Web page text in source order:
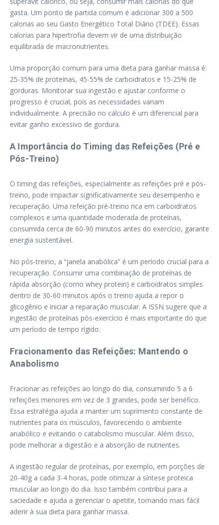
gasta. Um ponto de partida comum é adicionar 300 a 500
calorias ao seu Gasto Energético Total Diário (TDEE). Essas
calorias para hipertrofia devem vir de uma distribuição
equilibrada de macronutrientes.
Uma proporção comum para uma dieta para ganhar massa é:
25-35% de proteínas, 45-55% de carboidratos e 15-25% de
gorduras. Monitorar sua ingestão e ajustar conforme o
progresso é crucial, pois as necessidades variam
individualmente. A precisão no cálculo é um diferencial para
evitar ganho excessivo de gordura.
A Importância do Timing das Refeições (Pré e
Pós-Treino)
O timing das refeições, especialmente as refeições pré e pós-
treino, pode impactar significativamente seu desempenho e
recuperação. Uma refeição pré-treino rica em carboidratos
complexos e uma quantidade moderada de proteínas,
consumida cerca de 60-90 minutos antes do exercício, garante
energia sustentável.
No pós-treino, a “janela anabólica” é um período crucial para a
recuperação. Consumir uma combinação de proteínas de
rápida absorção (como whey protein) e carboidratos simples
dentro de 30-60 minutos após o treino ajuda a repor o
glicogênio e iniciar a reparação muscular. A ISSN sugere que a
ingestão de proteínas pós-exercício é mais importante do que
um período de tempo rígido.
Fracionamento das Refeições: Mantendo o
Anabolismo
Fracionar as refeições ao longo do dia, consumindo 5 a 6
refeições menores em vez de 3 grandes, pode ser benéfico.
Essa estratégia ajuda a manter um suprimento constante de
nutrientes para os músculos, favorecendo o ambiente
anabólico e evitando o catabolismo muscular. Além disso,
pode melhorar a digestão e a absorção de nutrientes.
A ingestão regular de proteínas, por exemplo, em porções de
20-40g a cada 3-4 horas, pode otimizar a síntese proteica
muscular ao longo do dia. Isso também contribui para a
saciedade e ajuda a gerenciar o apetite, tornando mais fácil
aderir à sua dieta para ganhar massa.